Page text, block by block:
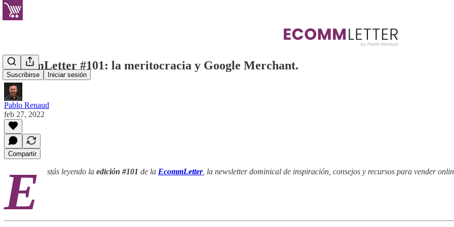
Suscribirse Iniciar sesión
EcommLetter #101: la meritocracia y Google Merchant.
Pablo Renaud
feb 27, 2022
Compartir
E stás leyendo la edición #101 de la EcommLetter, la newsletter dominical de inspiración, consejos y recursos para vender